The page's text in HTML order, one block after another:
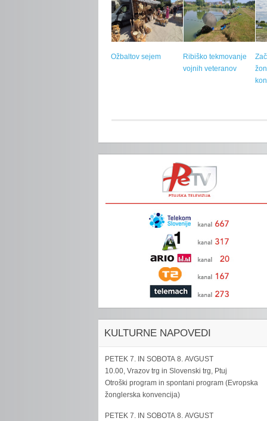
Ožbaltov sejem
Ribiško tekmovanje
vojnih veteranov
KULTURNE NAPOVEDI
PETEK 7. IN SOBOTA 8. AVGUST
10.00, Vrazov trg in Slovenski trg, Ptuj
Otroški program in spontani program (Evropska
žonglerska konvencija)
PETEK 7. IN SOBOTA 8. AVGUST